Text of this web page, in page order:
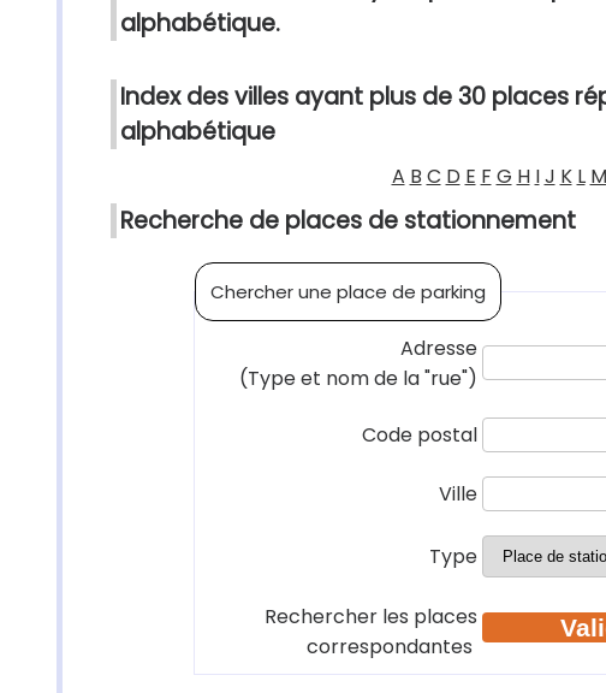
alphabétique.
Index des villes ayant plus de 30 places
alphabétique
A B C D E F G H IJ K L M
Recherche de places de stationnement
Chercher une place de parking
Adresse
(Type et nom de la "rue")
Code postal
Ville
Type
Rechercher les places
correspondantes